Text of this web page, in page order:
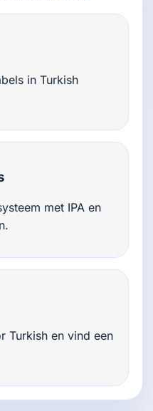
in Turkish
met IPA en
Turkish en vind een